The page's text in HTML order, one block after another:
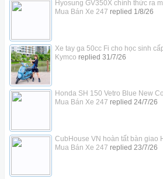
Hyosung GV350X chính thức ra
Mua Bán Xe 247 replied 1/8/26
Xe tay ga 50cc Fi cho học sinh
Kymco replied 31/7/26
Honda SH 150 Vetro Blue New
Mua Bán Xe 247 replied 24/7/26
CubHouse VN hoàn tất bàn giao
Mua Bán Xe 247 replied 23/7/26